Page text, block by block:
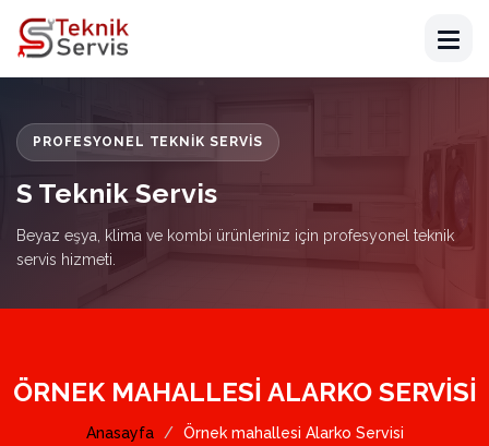
PROFESYONEL TEKNIK SERVIS
S Teknik Servis
Beyaz eşya, klima ve kombi ürünleriniz için profesyonel teknik
servis hizmeti.
ÖRNEK MAHALLESI ALARKO SERVISI
Anasayfa Örnek mahallesi Alarko Servisi